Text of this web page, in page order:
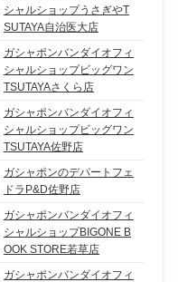
シャルショップうさぎやT
SUTAYA自治医大店
ガシャポンバンダイオフィ
シャルショップビッグワン
TSUTAYAさくら店
ガシャポンバンダイオフィ
シャルショップビッグワン
TSUTAYA佐野店
ガシャポンのデパートフェ
ドラP&D佐野店
ガシャポンバンダイオフィ
シャルショップBIGONE B
OOK STORE若草店
ガシャポンバンダイオフィ